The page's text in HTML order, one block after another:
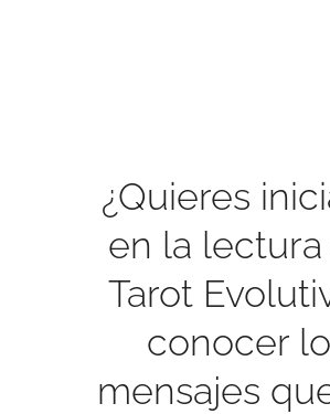
¿Quieres
en la
Tarot
conocer
mensajes